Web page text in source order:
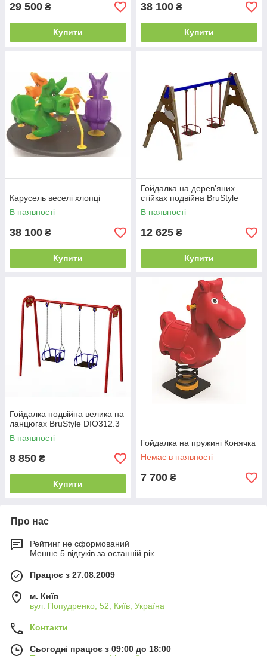
29 500 ₴
Купити
38 100 ₴
Купити
Карусель веселі хлопці
В наявності
38 100 ₴
Купити
Гойдалка на дерев'яних
стійках подвійна BruStyle
В наявності
12 625 ₴
Купити
Гойдалка подвійна велика на
ланцюгах BruStyle DIO312.3
В наявності
8 850 ₴
Купити
Гойдалка на пружині Конячка
Немає в наявності
7 700 ₴
Про нас
Рейтинг не сформований
Менше 5 відгуків за останній рік
Працює з 27.08.2009
м. Київ
вул. Попудренко, 52, Київ, Україна
Контакти
Сьогодні працює з 09:00 до 18:00